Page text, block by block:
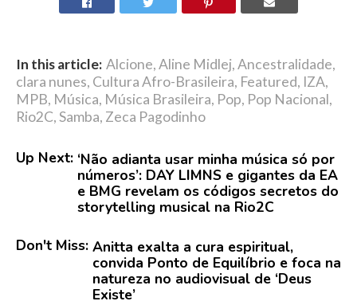
In this article: Alcione,Aline Midlej,Ancestralidade,
clara nunes, Cultura Afro-Brasileira, Featured, IZA,
MPB, Música, Música Brasileira, Pop, Pop Nacional,
Rio2C,Samba, Zeca Pagodinho
Up Next: ‘Não adianta usar minha música só por
números’: DAY LIMNS e gigantes da EA
e BMG revelam os códigos secretos do
storytelling musical na Rio2C
Don't Miss: Anitta exalta a cura espiritual,
convida Ponto de Equilíbrio e foca na
natureza no audiovisual de ‘Deus
Existe’